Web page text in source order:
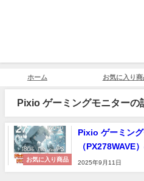
ホーム お気に入り商
Pixio ゲーミングモニターの
お気に入り商品
Pixio ゲーミン
（PX278WAVE
2025年9月11日